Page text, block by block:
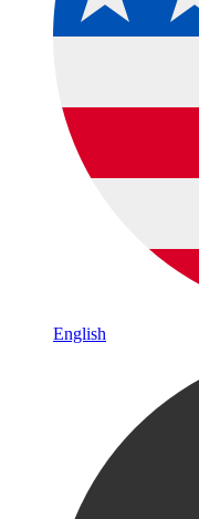
English